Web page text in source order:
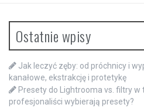
Ostatnie wpisy
Jak leczyć zęby: od próchnicy i
kanałowe, ekstrakcję i protetykę
Presety do Lightrooma vs. filtry
profesjonaliści wybierają presety?